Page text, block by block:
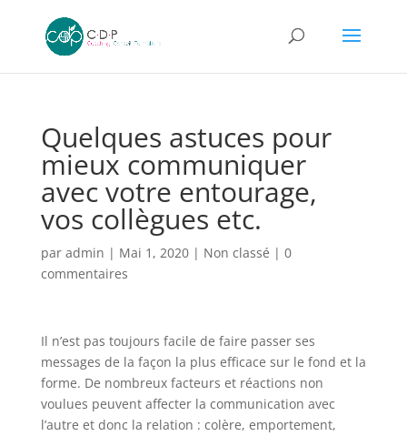
Quelques astuces pour
mieux communiquer
avec votre entourage,
vos collègues etc.
par admin | Mai 1, 2020| Non classé | 0
commentaires
Il n’est pas toujours facile de faire passer ses
messages de la façon la plus efficace sur le fond et la
forme. De nombreux facteurs et réactions non
voulues peuvent affecter la communication avec
l’autre et donc la relation : colère, emportement,